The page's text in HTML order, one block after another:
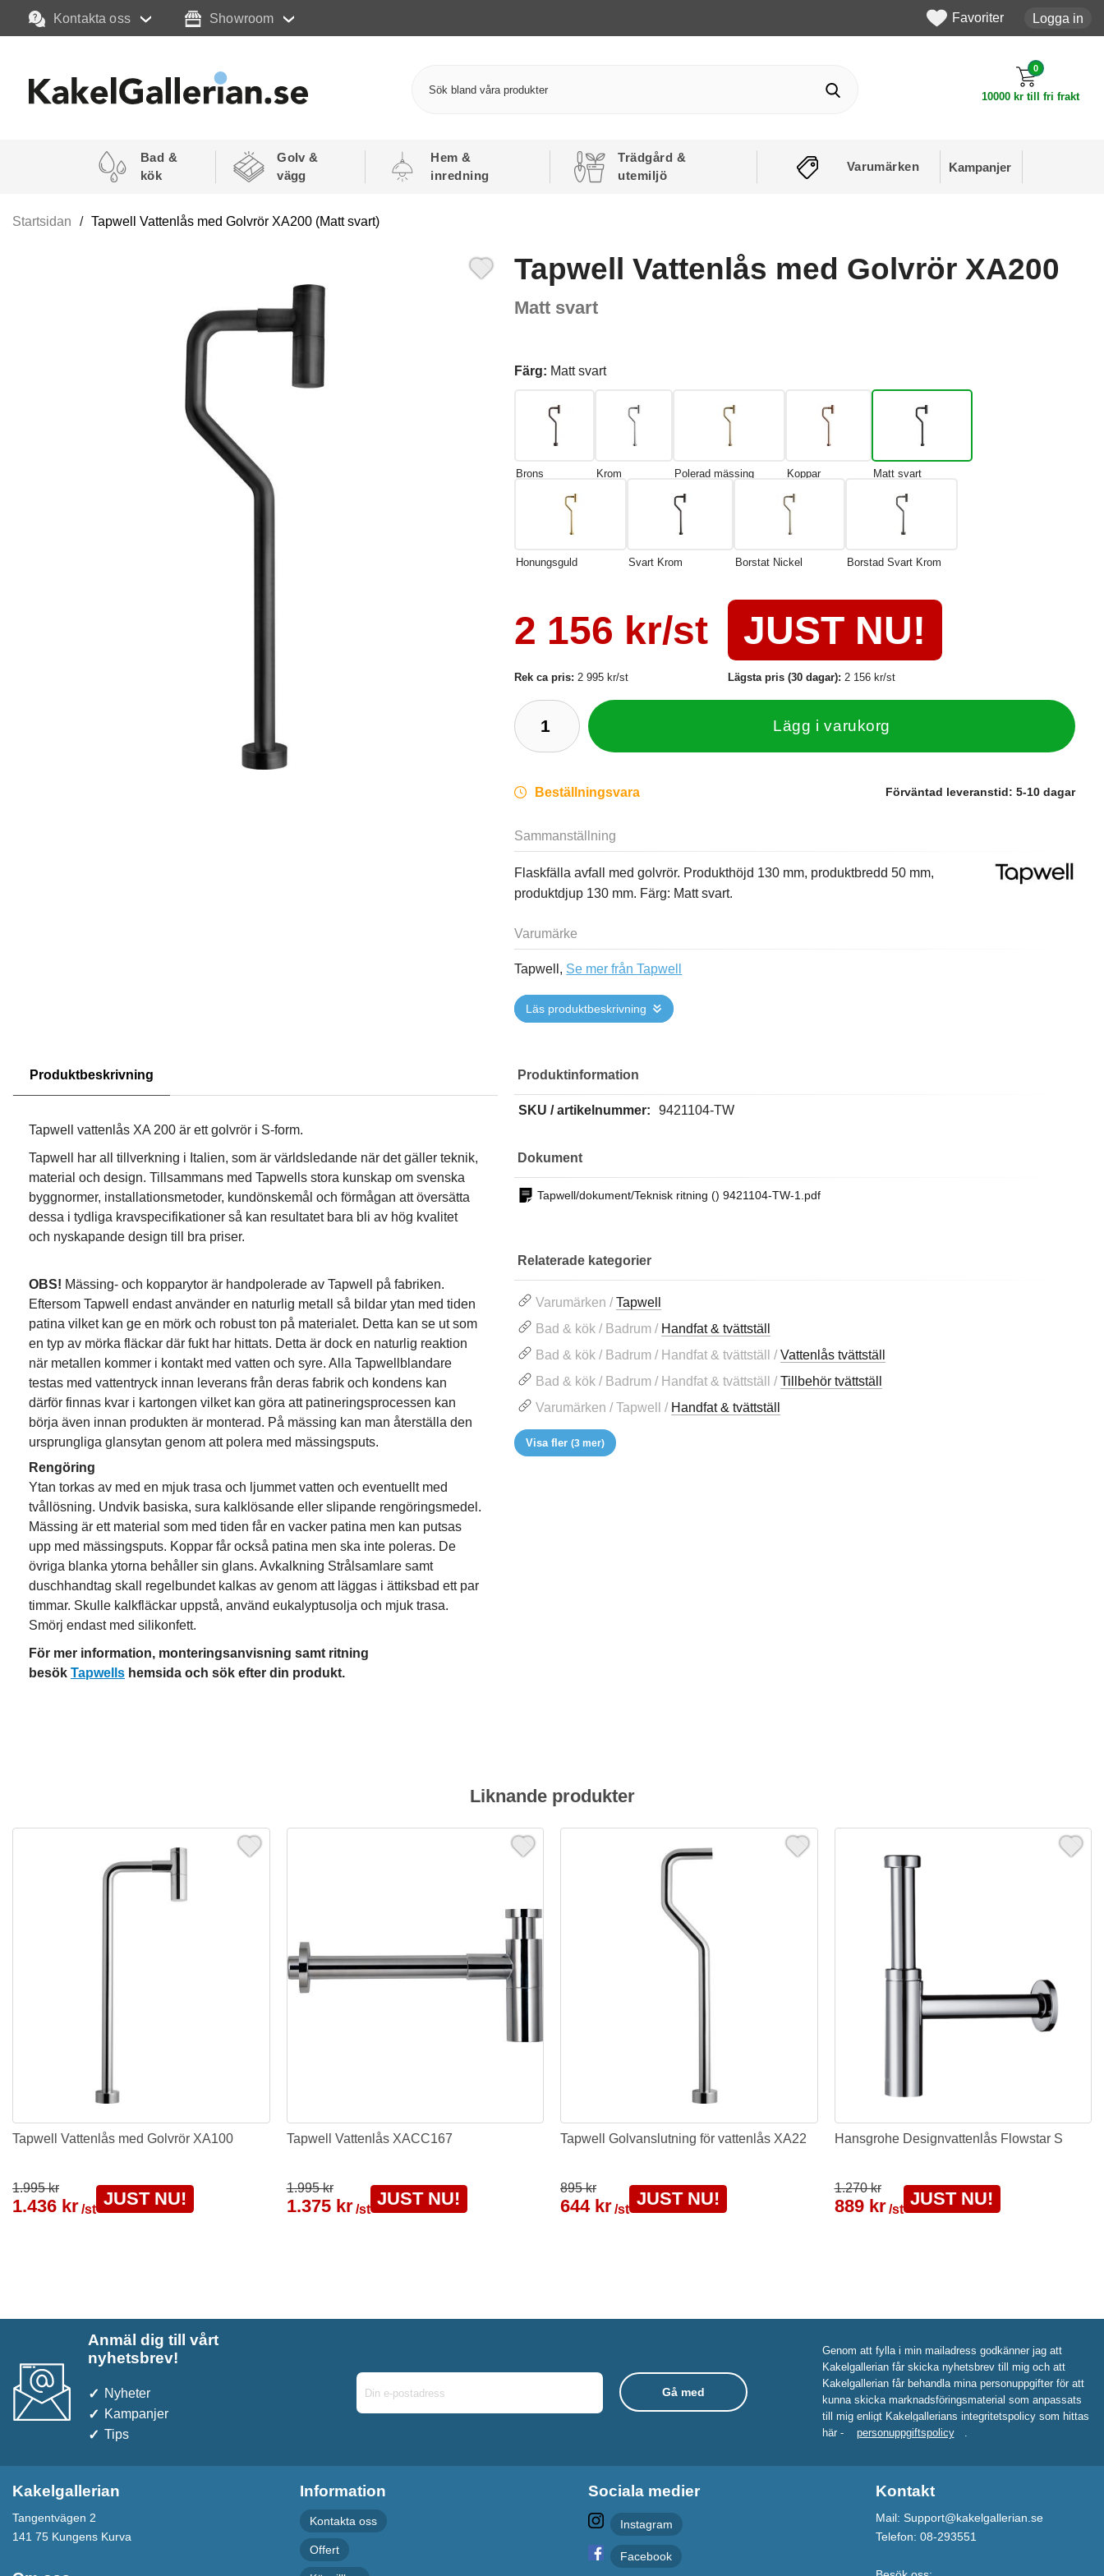
Kontakta oss Showroom Favoriter Logga in
0
10000 kr till fri frakt
Bad &
kök
Golv &
vägg
Hem &
inredning
Trädgård &
utemiljö
Varumärken Kampanjer
Startsidan Tapwell Vattenlås med Golvrör XA200 (Matt svart)
Tapwell Vattenlås med Golvrör XA200
Matt svart
Färg: Matt svart
Brons Krom Polerad mässing Koppar Matt svart
Honungsguld Svart Krom Borstat Nickel Borstad Svart Krom
2 156 kr/st JUST NU!
Rek ca pris: 2 995 kr/st Lägsta pris (30 dagar): 2 156 kr/st
Lägg i varukorg
Beställningsvara Förväntad leveranstid: 5-10 dagar
Sammanställning
Flaskfälla avfall med golvrör. Produkthöjd 130 mm, produktbredd 50 mm,
produktdjup 130 mm. Färg: Matt svart.
Varumärke
Tapwell, Se mer från Tapwell
Läs produktbeskrivning
Produktbeskrivning
Tapwell vattenlås XA 200 är ett golvrör i S-form.
Tapwell har all tillverkning i Italien, som är världsledande när det gäller teknik,
material och design. Tillsammans med Tapwells stora kunskap om svenska
byggnormer, installationsmetoder, kundönskemål och förmågan att översätta
dessa i tydliga kravspecifikationer så kan resultatet bara bli av hög kvalitet
och nyskapande design till bra priser.
OBS! Mässing- och kopparytor är handpolerade av Tapwell på fabriken.
Eftersom Tapwell endast använder en naturlig metall så bildar ytan med tiden
patina vilket kan ge en mörk och robust ton på materialet. Detta kan se ut som
en typ av mörka fläckar där fukt har hittats. Detta är dock en naturlig reaktion
när metallen kommer i kontakt med vatten och syre. Alla Tapwellblandare
testas med vattentryck innan leverans från deras fabrik och kondens kan
därför finnas kvar i kartongen vilket kan göra att patineringsprocessen kan
börja även innan produkten är monterad. På mässing kan man återställa den
ursprungliga glansytan genom att polera med mässingsputs.
Rengöring
Ytan torkas av med en mjuk trasa och ljummet vatten och eventuellt med
tvållösning. Undvik basiska, sura kalklösande eller slipande rengöringsmedel.
Mässing är ett material som med tiden får en vacker patina men kan putsas
upp med mässingsputs. Koppar får också patina men ska inte poleras. De
övriga blanka ytorna behåller sin glans. Avkalkning Strålsamlare samt
duschhandtag skall regelbundet kalkas av genom att läggas i ättiksbad ett par
timmar. Skulle kalkfläckar uppstå, använd eukalyptusolja och mjuk trasa.
Smörj endast med silikonfett.
För mer information, monteringsanvisning samt ritning
besök Tapwells hemsida och sök efter din produkt.
Produktinformation
SKU / artikelnummer: 9421104-TW
Dokument
Tapwell/dokument/Teknisk ritning () 9421104-TW-1.pdf
Relaterade kategorier
Varumärken /Tapwell
Bad & kök / Badrum / Handfat & tvättställ
Bad & kök / Badrum / Handfat & tvättställ /Vattenlås tvättställ
Bad & kök / Badrum / Handfat & tvättställ /Tillbehör tvättställ
Varumärken / Tapwell / Handfat & tvättställ
Visa fler(3 mer)
Liknande produkter
Tapwell Vattenlås med Golvrör XA100
1.995 kr
1.436 kr/st
JUST NU!
Tapwell Vattenlås XACC167
1.995 kr
1.375 kr /st
JUST NU!
Tapwell Golvanslutning för vattenlås XA22
895 kr
644 kr/st
JUST NU!
Hansgrohe Designvattenlås Flowstar S
1.270 kr
889 kr /st
JUST NU!
Anmäl dig till vårt
nyhetsbrev!
Nyheter
Kampanjer
Tips
Genom att fylla i min mailadress godkänner jag att
Kakelgallerian får skicka nyhetsbrev till mig och att
Kakelgallerian får behandla mina personuppgifter för att
kunna skicka marknadsföringsmaterial som anpassats
till mig enligt Kakelgallerians integritetspolicy som hittas
här -
personuppgiftspolicy .
Kakelgallerian
Tangentvägen 2
141 75 Kungens Kurva
Information
Kontakta oss
Offert
Sociala medier
Instagram
Facebook
Kontakt
Mail: Support@kakelgallerian.se
Telefon: 08-293551